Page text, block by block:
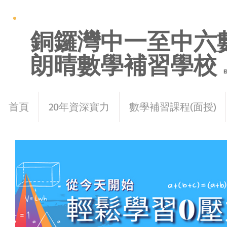
銅鑼灣中一至中六
朗晴數學補習學校
首頁 20年資深實力 數學補習課程(面授)